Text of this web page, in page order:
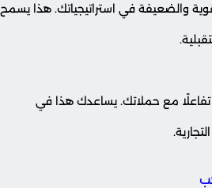
والضعيفة في استراتيجياتك. هذا يسمح
تفاعلًا مع حملاتك. يساعدك هذا في